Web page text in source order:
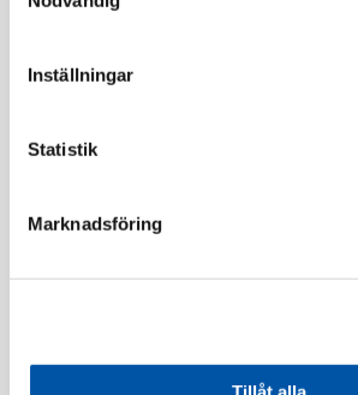
Inställningar
Statistik
Marknadsföring
Beskrivning